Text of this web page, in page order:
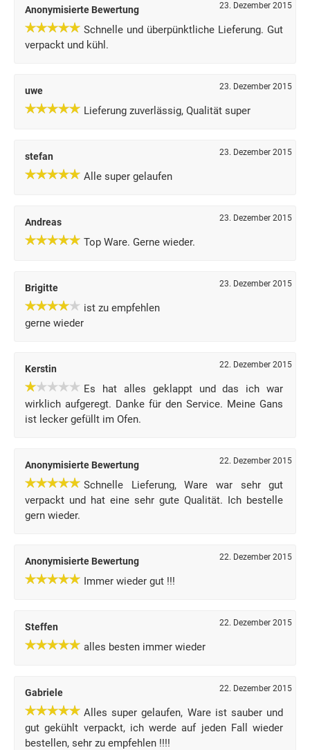
Anonymisierte Bewertung 23. Dezember 2015
Schnelle und überpünktliche Lieferung. Gut
verpackt und kühl.
uwe 23. Dezember 2015
Lieferung zuverlässig, Qualität super
stefan 23. Dezember 2015
Alle super gelaufen
Andreas 23. Dezember 2015
Top Ware. Gerne wieder.
Brigitte 23. Dezember 2015
ist zu empfehlen
gerne wieder
Kerstin 22. Dezember 2015
Es hat alles geklappt und das ich war
wirklich aufgeregt. Danke für den Service. Meine Gans
ist lecker gefüllt im Ofen.
Anonymisierte Bewertung 22. Dezember 2015
Schnelle Lieferung, Ware war sehr gut
verpackt und hat eine sehr gute Qualität. Ich bestelle
gern wieder.
Anonymisierte Bewertung 22. Dezember 2015
Immer wieder gut !!!
Steffen 22. Dezember 2015
alles besten immer wieder
Gabriele 22. Dezember 2015
Alles super gelaufen, Ware ist sauber und
gut gekühlt verpackt, ich werde auf jeden Fall wieder
bestellen, sehr zu empfehlen !!!!